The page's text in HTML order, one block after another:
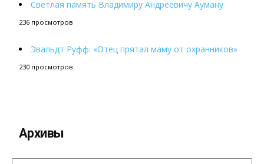
Светлая память Владимиру Андреевичу Ауману
236 просмотров
Эвальдт Руфф: «Отец прятал маму от охранников»
230 просмотров
Архивы
Архивы